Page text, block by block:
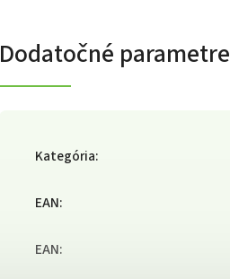
Dodatočné parametre
Kategória:
EAN:
EAN: